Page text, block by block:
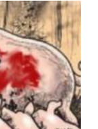
o
o
k
e
r
g
a